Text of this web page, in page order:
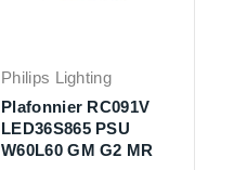
Philips Lighting
Plafonnier RC091V
LED36S865 PSU
W60L60 GM G2 MR